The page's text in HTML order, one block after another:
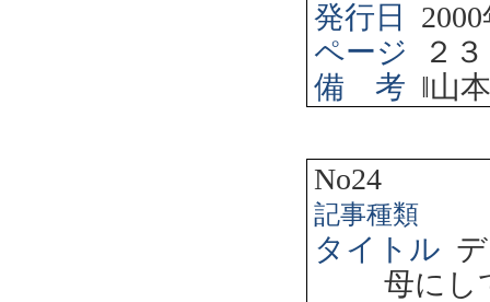
発行日
2000
ページ
２
備 考 ‖山
No24
記事種類
タイトル
母に